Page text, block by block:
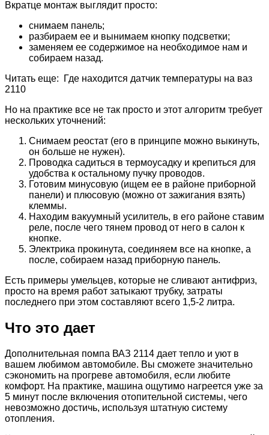
Вкратце монтаж выглядит просто:
снимаем панель;
разбираем ее и вынимаем кнопку подсветки;
заменяем ее содержимое на необходимое нам и
собираем назад.
Читать еще: Где находится датчик температуры на ваз
2110
Но на практике все не так просто и этот алгоритм требует
нескольких уточнений:
Снимаем реостат (его в принципе можно выкинуть,
он больше не нужен).
Проводка садиться в термоусадку и крепиться для
удобства к остальному пучку проводов.
Готовим минусовую (ищем ее в районе приборной
панели) и плюсовую (можно от зажигания взять)
клеммы.
Находим вакуумный усилитель, в его районе ставим
реле, после чего тянем провод от него в салон к
кнопке.
Электрика прокинута, соединяем все на кнопке, а
после, собираем назад приборную панель.
Есть примеры умельцев, которые не сливают антифриз,
просто на время работ затыкают трубку, затраты
последнего при этом составляют всего 1,5-2 литра.
Что это дает
Дополнительная помпа ВАЗ 2114 дает тепло и уют в
вашем любимом автомобиле. Вы сможете значительно
сэкономить на прогреве автомобиля, если любите
комфорт. На практике, машина ощутимо нагреется уже за
5 минут после включения отопительной системы, чего
невозможно достичь, используя штатную систему
отопления.